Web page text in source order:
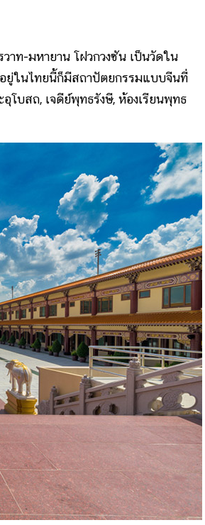
ท-มหายาน โฝวกวงซัน เป็นวัดใน
อยู่ในไทยนี้ก็มีสถาปัตยกรรมแบบจีนที่
โบสถ, เจดีย์พุทธรังษี, ห้องเรียนพุทธ